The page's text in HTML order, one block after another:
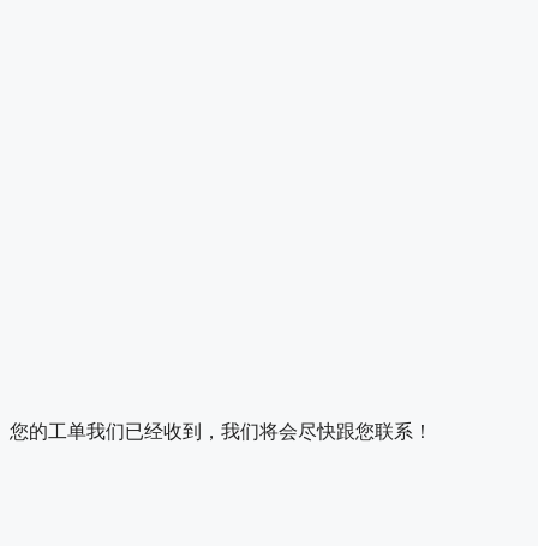
您的工单我们已经收到，我们将会尽快跟您联系！